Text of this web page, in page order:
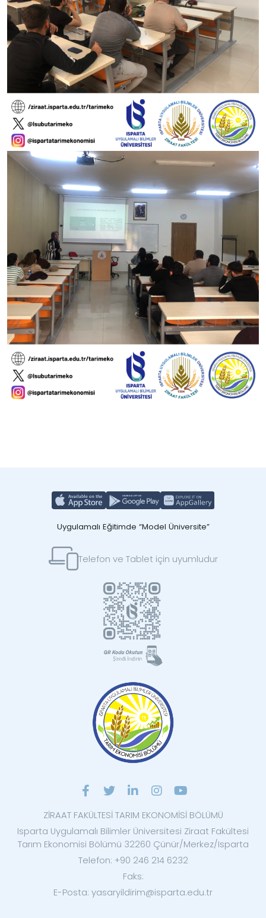
Uygulamalı Eğitimde “Model Üniversite”
Telefon ve Tablet için uyumludur
ZİRAAT FAKÜLTESİ TARIM EKONOMİSİ BÖLÜMÜ
Isparta Uygulamalı Bilimler Üniversitesi Ziraat Fakültesi
Tarım Ekonomisi Bölümü 32260 Çünür/Merkez/Isparta
Telefon: +90 246 214 6232
Faks:
E-Posta: yasaryildirim@isparta.edu.tr